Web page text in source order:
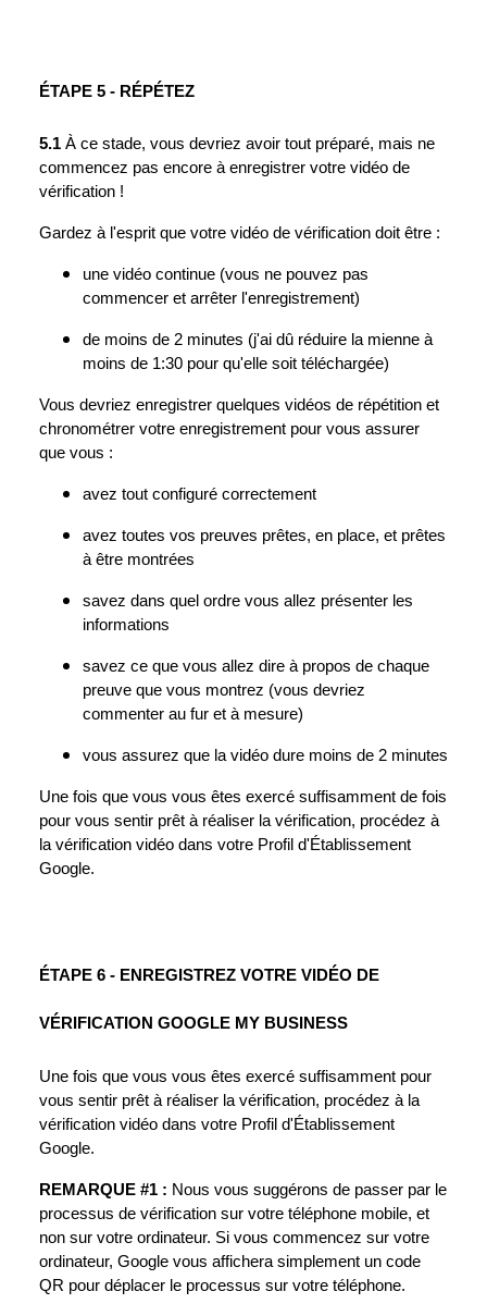
ÉTAPE 5 - RÉPÉTEZ
5.1 À ce stade, vous devriez avoir tout préparé, mais ne
commencez pas encore à enregistrer votre vidéo de
vérification !
Gardez à l'esprit que votre vidéo de vérification doit être :
une vidéo continue (vous ne pouvez pas
commencer et arrêter l'enregistrement)
de moins de 2 minutes (j'ai dû réduire la mienne à
moins de 1:30 pour qu'elle soit téléchargée)
Vous devriez enregistrer quelques vidéos de répétition et
chronométrer votre enregistrement pour vous assurer
que vous :
avez tout configuré correctement
avez toutes vos preuves prêtes, en place, et prêtes
à être montrées
savez dans quel ordre vous allez présenter les
informations
savez ce que vous allez dire à propos de chaque
preuve que vous montrez (vous devriez
commenter au fur et à mesure)
vous assurez que la vidéo dure moins de 2 minutes
Une fois que vous vous êtes exercé suffisamment de fois
pour vous sentir prêt à réaliser la vérification, procédez à
la vérification vidéo dans votre Profil d'Établissement
Google.
ÉTAPE 6 - ENREGISTREZ VOTRE VIDÉO DE
VÉRIFICATION GOOGLE MY BUSINESS
Une fois que vous vous êtes exercé suffisamment pour
vous sentir prêt à réaliser la vérification, procédez à la
vérification vidéo dans votre Profil d'Établissement
Google.
REMARQUE #1 : Nous vous suggérons de passer par le
processus de vérification sur votre téléphone mobile, et
non sur votre ordinateur. Si vous commencez sur votre
ordinateur, Google vous affichera simplement un code
QR pour déplacer le processus sur votre téléphone.